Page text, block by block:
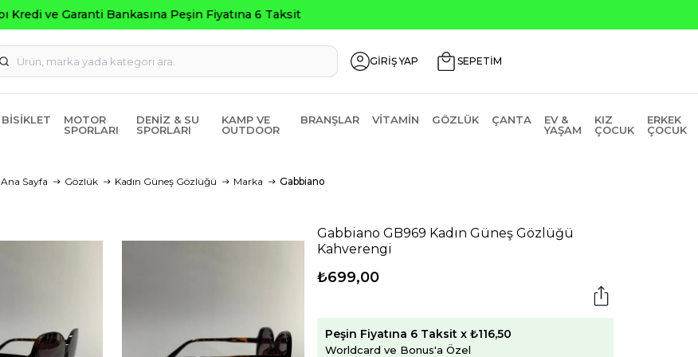
Seçili Ürünlerde ₺2000 Üzeri ₺200 İndirim Kodu: AGUSTOS200
GİRİŞ YAP SEPETİM
BISIKLET
MOTOR
SPORLARI
DENIZ & SU
SPORLARI
KAMP VE
OUTDOOR
BRANŞLAR VITAMIN GÖZLÜK ÇANTA
EV &
YAŞAM
KIZ
ÇOCUK
ERKEK
ÇOCUK
Ana Sayfa Gözlük Kadın Güneş Gözlüğü Marka Gabbiano
Gabbiano GB969 Kadın Güneş Gözlüğü
Kahverengi
₺699,00
Peşin Fiyatına 6 Taksit x ₺116,50
Worldcard ve Bonus'a Özel